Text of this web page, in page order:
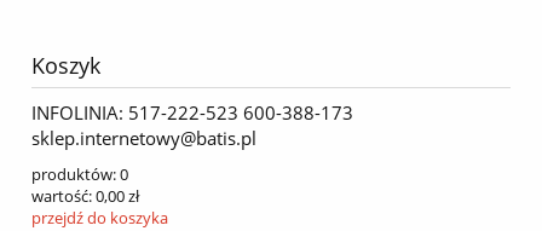
Koszyk
INFOLINIA: 517-222-523 600-388-173
sklep.internetowy@batis.pl
produktów:0
wartość:0,00 zł
przejdź do koszyka